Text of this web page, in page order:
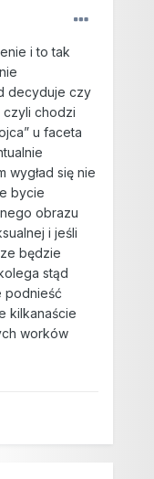
i to tak
decyduje czy
czyli chodzi
u faceta
wygład się nie
bycie
obrazu
i jeśli
będzie
stąd
podnieść
kilkanaście
worków